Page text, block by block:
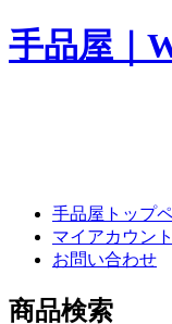
手品屋｜
手品屋トップ
マイアカウント
お問い合わせ
商品検索